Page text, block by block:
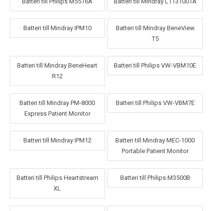
Batteri till Mindray IPM10
Batteri till Mindray BeneView
T5
Batteri till Mindray BeneHeart
R12
Batteri till Philips VW-VBM10E
Batteri till Mindray PM-8000
Express Patient Monitor
Batteri till Philips VW-VBM7E
Batteri till Mindray IPM12
Batteri till Mindray MEC-1000
Portable Patient Monitor
Batteri till Philips Heartstream
XL
Batteri till Philips M3500B